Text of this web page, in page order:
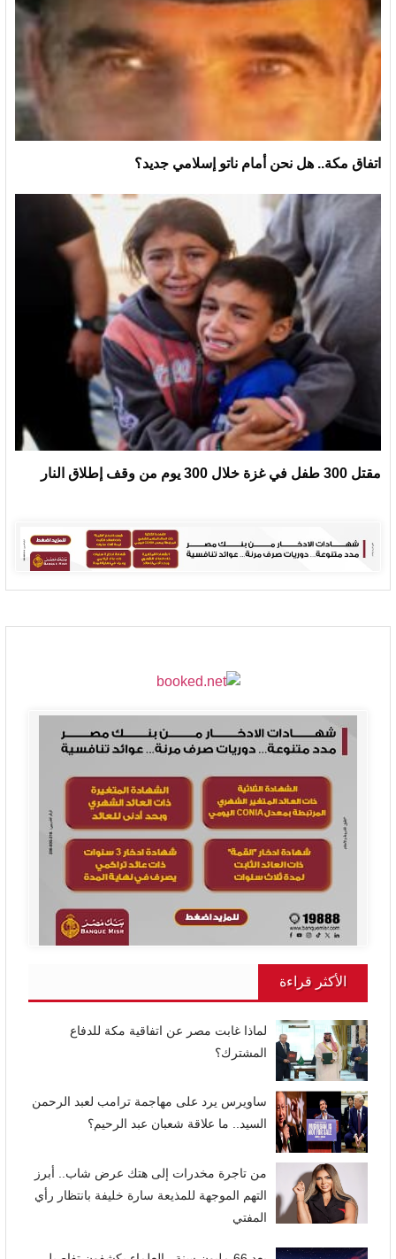
اتفاق مكة.. هل نحن أمام ناتو إسلامي جديد؟
مقتل 300 طفل في غزة خلال 300 يوم من وقف إطلاق النار
الأكثر قراءة
لماذا غابت مصر عن اتفاقية مكة للدفاع
المشترك؟
ساويرس يرد على مهاجمة ترامب لعبد الرحمن
السيد.. ما علاقة شعبان عبد الرحيم؟
من تاجرة مخدرات إلى هتك عرض شاب.. أبرز
التهم الموجهة للمذيعة سارة خليفة بانتظار رأي
المفتي